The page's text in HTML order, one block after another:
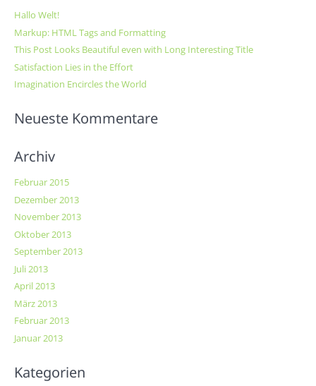
Hallo Welt!
Markup: HTML Tags and Formatting
This Post Looks Beautiful even with Long Interesting Title
Satisfaction Lies in the Effort
Imagination Encircles the World
Neueste Kommentare
Archiv
Februar 2015
Dezember 2013
November 2013
Oktober 2013
September 2013
Juli 2013
April 2013
März 2013
Februar 2013
Januar 2013
Kategorien